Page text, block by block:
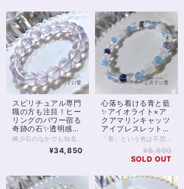
スピリチュアル専門
職の方も注目！ヒー
リングのパワー宿る
奇跡の石✨透明感抜
群4Aclassスコロラ
¥34,850
心落ち着ける青と藍
✨アイオライト×ア
クアマリンキャッツ
アイブレスレット
16.5cm
¥6,800
SOLD OUT